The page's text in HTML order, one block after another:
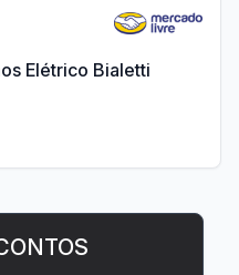
Elétrico Bialetti